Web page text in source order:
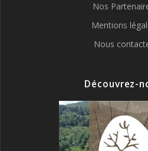
Nos
Mentions
Nous
Découvrez-